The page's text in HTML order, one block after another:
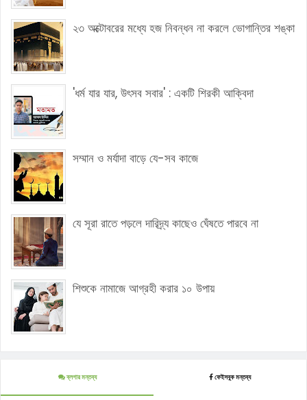
২৩ অক্টোবরের মধ্যে হজ নিবন্ধন না করলে ভোগান্তির শঙ্কা
'ধর্ম যার যার, উৎসব সবার' : একটি শিরকী আক্বিদা
সম্মান ও মর্যাদা বাড়ে যে-সব কাজে
যে সূরা রাতে পড়লে দারিদ্র্য কাছেও ঘেঁষতে পারবে না
শিশুকে নামাজে আগ্রহী করার ১০ উপায়
ব্লগার মন্তব্য ফেইসবুক মন্তব্য